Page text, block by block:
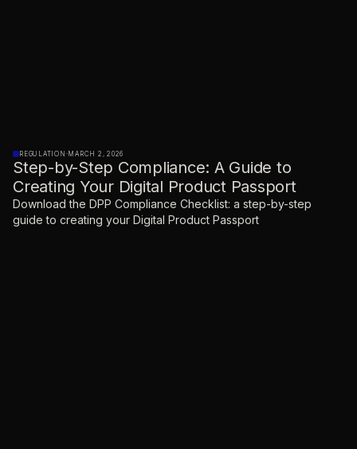
REGULATION ·MARCH 2, 2026
Step-by-Step Compliance: A Guide to
Creating Your Digital Product Passport
Download the DPP Compliance Checklist: a step-by-step
guide to creating your Digital Product Passport